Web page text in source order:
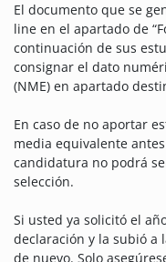
El documento que se
line en el apartado de
continuación de sus
consignar el dato
(NME) en apartado
En caso de no aportar
media equivalente
candidatura no podrá
selección.
Si usted ya solicitó el
declaración y la subió a
de nuevo. Solo